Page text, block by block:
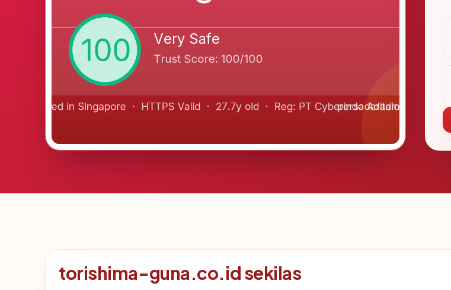
torishima-guna.co.id sekilas